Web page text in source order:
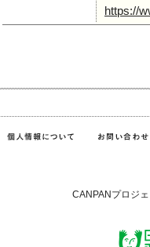
https://
CANPANプロジ